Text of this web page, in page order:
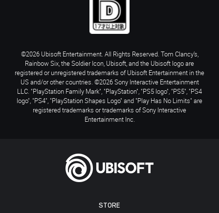
STORE
©2026 Ubisoft Entertainment. All Rights Reserved. Tom Clancy’s,
Rainbow Six, the Soldier Icon, Ubisoft, and the Ubisoft logo are
registered or unregistered trademarks of Ubisoft Entertainment in the
US and/or other countries. ©2026 Sony Interactive Entertainment
LLC. "PlayStation Family Mark", "PlayStation", "PS5 logo", "PS5", "PS4
logo", "PS4", "PlayStation Shapes Logo" and "Play Has No Limits" are
registered trademarks or trademarks of Sony Interactive
Entertainment Inc.